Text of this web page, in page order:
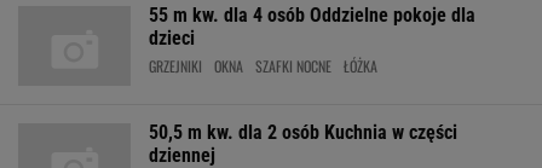
55 m kw. dla 4 osób Oddzielne pokoje dla
dzieci
GRZEJNIKI OKNA SZAFKI NOCNE ŁÓŻKA
50,5 m kw. dla 2 osób Kuchnia w części
dziennej